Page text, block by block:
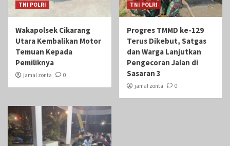
TNI POLRI
Wakapolsek Cikarang
Utara Kembalikan Motor
Temuan Kepada
Pemiliknya
jamal zonta 0
TNI POLRI
Progres TMMD ke-129
Terus Dikebut, Satgas
dan Warga Lanjutkan
Pengecoran Jalan di
Sasaran 3
jamal zonta 0